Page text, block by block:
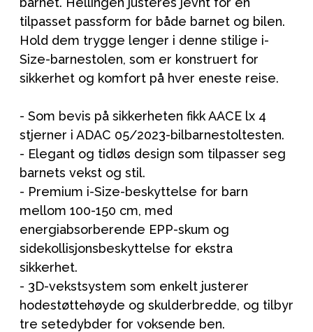
tilpasset passform for både barnet og bilen.
Hold dem trygge lenger i denne stilige i-
Size-barnestolen, som er konstruert for
sikkerhet og komfort på hver eneste reise.
- Som bevis på sikkerheten fikk AACE lx 4
stjerner i ADAC 05/2023-bilbarnestoltesten.
- Elegant og tidløs design som tilpasser seg
barnets vekst og stil.
- Premium i-Size-beskyttelse for barn
mellom 100-150 cm, med
energiabsorberende EPP-skum og
sidekollisjonsbeskyttelse for ekstra
sikkerhet.
- 3D-vekstsystem som enkelt justerer
hodestøttehøyde og skulderbredde, og tilbyr
tre setedybder for voksende ben.